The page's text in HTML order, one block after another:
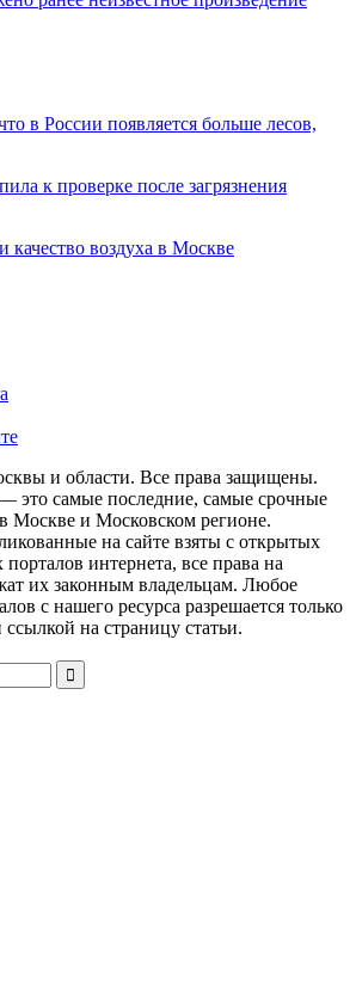
в России появляется больше лесов,
к проверке после загрязнения
воздуха в Москве
и области. Все права защищены.
это самые последние, самые срочные
Москве и Московском регионе.
на сайте взяты с открытых
интернета, все права на
их законным владельцам. Любое
с нашего ресурса разрешается только
на страницу статьи.